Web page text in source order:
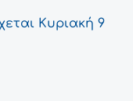
Κυριακή 9